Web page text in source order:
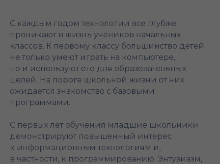
С каждым годом технологии все глубже
проникают в жизнь учеников начальных
классов. К первому классу большинство детей
не только умеют играть на компьютере,
но и используют его для образовательных
целей. На пороге школьной жизни от них
ожидается знакомство с базовыми
программами.
С первых лет обучения младшие школьники
демонстрируют повышенный интерес
к информационным технологиям и,
в частности, к программированию. Энтузиазм,